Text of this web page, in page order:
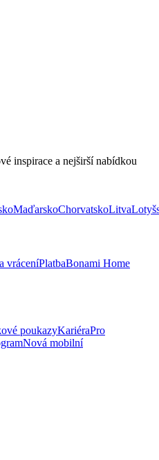
inspirace a nejširší nabídkou
MaďarskoChorvatskoLitva
vráceníPlatbaBonami Home
poukazyKariéraPro
Nová mobilní